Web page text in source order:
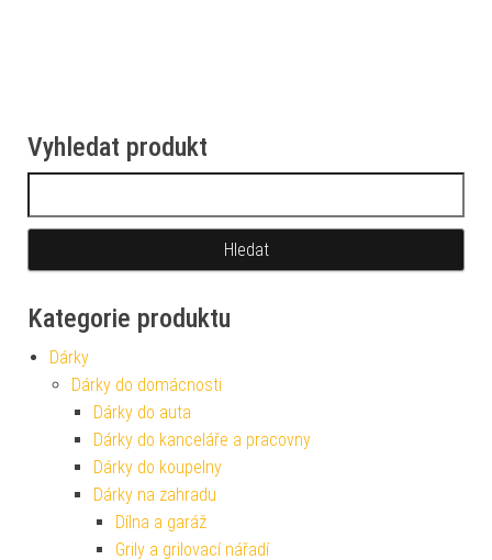
Vyhledat produkt
Kategorie produktu
Dárky
Dárky do domácnosti
Dárky do auta
Dárky do kanceláře a pracovny
Dárky do koupelny
Dárky na zahradu
Dílna a garáž
Grily a grilovací nářadí